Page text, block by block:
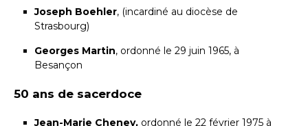
Joseph Boehler, (incardiné au diocèse de
Strasbourg)
Georges Martin, ordonné le 29 juin 1965, à
Besançon
50 ans de sacerdoce
Jean-Marie Cheney, ordonné le 22 février 1975 à